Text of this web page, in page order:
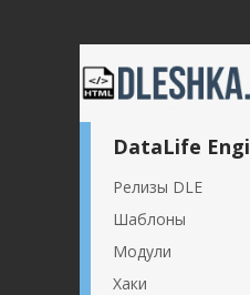
DataLife
Релизы DLE
Шаблоны
Модули
Хаки